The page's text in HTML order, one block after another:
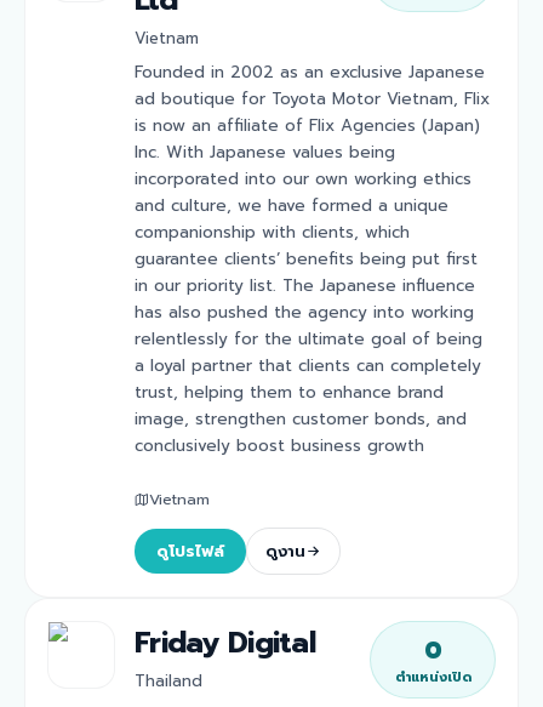
Vietnam
Founded in 2002 as an exclusive Japanese
ad boutique for Toyota Motor Vietnam, Flix
is now an affiliate of Flix Agencies (Japan)
Inc. With Japanese values being
incorporated into our own working ethics
and culture, we have formed a unique
companionship with clients, which
guarantee clients’ benefits being put first
in our priority list. The Japanese influence
has also pushed the agency into working
relentlessly for the ultimate goal of being
a loyal partner that clients can completely
trust, helping them to enhance brand
image, strengthen customer bonds, and
conclusively boost business growth
Vietnam
ดูโปรไฟล์ ดูงาน
Friday Digital
Thailand
0
ตำแหน่งเปิด